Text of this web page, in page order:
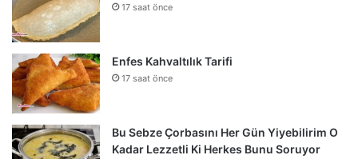
17 saat önce
Enfes Kahvaltılık Tarifi
17 saat önce
Bu Sebze Çorbasını Her Gün Yiyebilirim O
Kadar Lezzetli Ki Herkes Bunu Soruyor